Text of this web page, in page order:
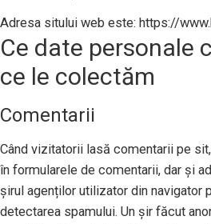
Adresa sitului web este: https://
Ce date personale
ce le colectăm
Comentarii
Când vizitatorii lasă comentarii pe
în formularele de comentarii, dar și
șirul agenților utilizator din navigator
detectarea spamului. Un șir făcut